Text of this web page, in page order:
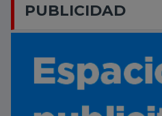
PUBLICIDAD